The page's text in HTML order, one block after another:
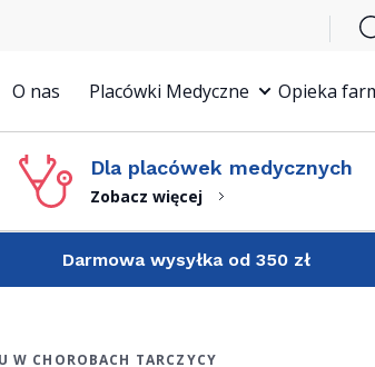
O nas Placówki Medyczne Opieka
Dla placówek medycznych
Zobacz więcej
Darmowa wysyłka od 350 zł
W CHOROBACH TARCZYCY